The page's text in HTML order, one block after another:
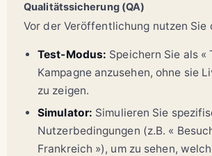
Qualitätssicherung (QA)
Vor der Veröffentlichung nutzen Sie
Test-Modus: Speichern Sie als «
Kampagne anzusehen, ohne sie
zu zeigen.
Simulator: Simulieren Sie
Nutzerbedingungen (z.B. «
Frankreich »), um zu sehen,